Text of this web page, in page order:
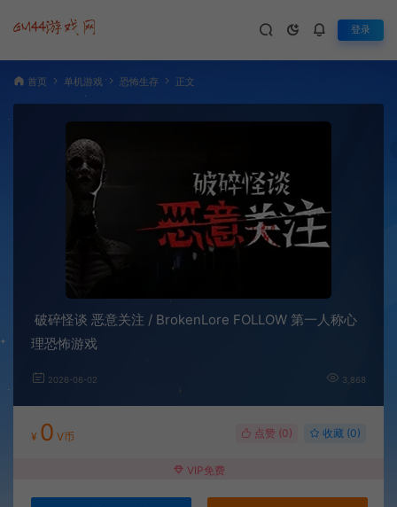
登录
首页 单机游戏 恐怖生存 正文
破碎怪谈 恶意关注 / BrokenLore FOLLOW 第一人称心
理恐怖游戏
2026-06-02 3,868
¥ 0 V币 点赞 (0) 收藏 (0)
VIP免费